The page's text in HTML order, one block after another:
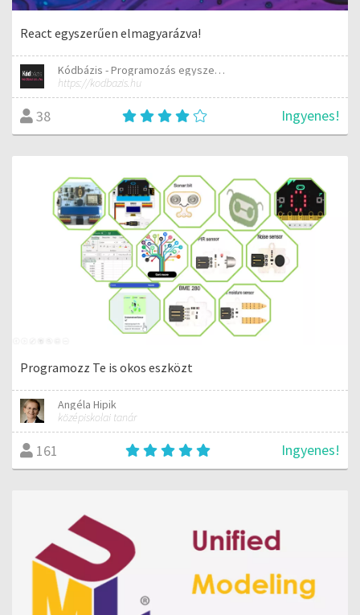
React egyszerűen elmagyarázva!
Kódbázis - Programozás egyszerűen elmagyarázva
https://kodbazis.hu
38 Ingyenes!
Programozz Te is okos eszközt
Angéla Hipik
középiskolai tanár
161 Ingyenes!